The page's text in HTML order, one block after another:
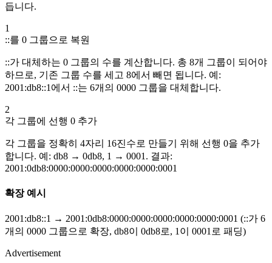
듭니다.
1
::를 0 그룹으로 복원
::가 대체하는 0 그룹의 수를 계산합니다. 총 8개 그룹이 되어야
하므로, 기존 그룹 수를 세고 8에서 빼면 됩니다. 예:
2001:db8::1에서 ::는 6개의 0000 그룹을 대체합니다.
2
각 그룹에 선행 0 추가
각 그룹을 정확히 4자리 16진수로 만들기 위해 선행 0을 추가
합니다. 예: db8 → 0db8, 1 → 0001. 결과:
2001:0db8:0000:0000:0000:0000:0000:0001
확장 예시
2001:db8::1 → 2001:0db8:0000:0000:0000:0000:0000:0001 (::가 6
개의 0000 그룹으로 확장, db8이 0db8로, 1이 0001로 패딩)
Advertisement